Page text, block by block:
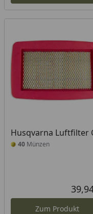
Husqvarna Luftfilter
40 Münzen
Zum Produkt